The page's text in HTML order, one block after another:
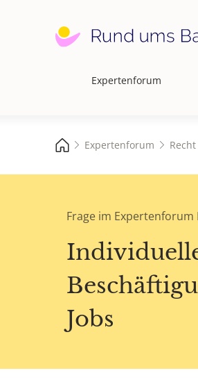
Hauptnavigation
Expertenforum
Expertenforum Recht
Frage im Expertenforum
Jobs